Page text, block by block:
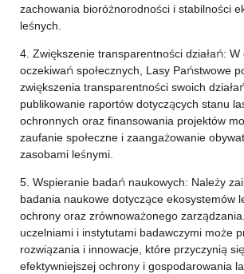
zachowania bioróżnorodności i stabilności
leśnych.
4. Zwiększenie transparentności działań:
oczekiwań społecznych, Lasy Państwowe
zwiększenia transparentności swoich
publikowanie raportów dotyczących stanu
ochronnych oraz finansowania projektów
zaufanie społeczne i zaangażowanie
zasobami leśnymi.
5. Wspieranie badań naukowych: Należy
badania naukowe dotyczące ekosystemów
ochrony oraz zrównoważonego
uczelniami i instytutami badawczymi może
rozwiązania i innowacje, które przyczynią
efektywniejszej ochrony i gospodarowania